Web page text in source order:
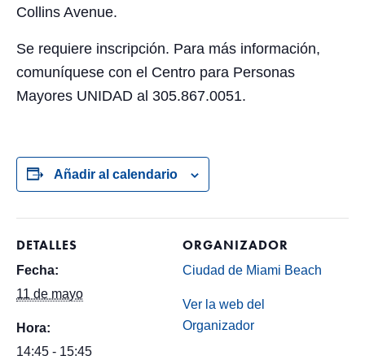
Collins Avenue.
Se requiere inscripción. Para más información,
comuníquese con el Centro para Personas
Mayores UNIDAD al 305.867.0051.
Añadir al calendario
DETALLES
Fecha:
11 de mayo
Hora:
14:45 - 15:45
ORGANIZADOR
Ciudad de Miami Beach
Ver la web del
Organizador